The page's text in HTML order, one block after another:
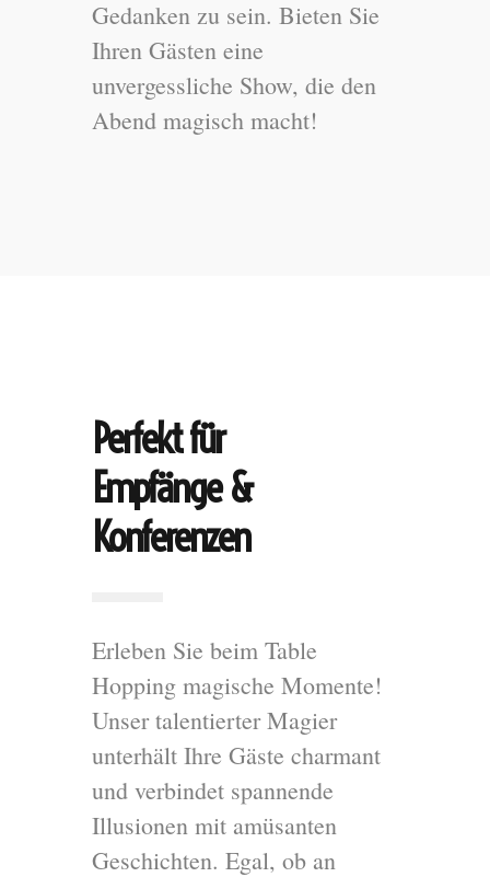
Gedanken zu sein. Bieten Sie
Ihren Gästen eine
unvergessliche Show, die den
Abend magisch macht!
Perfekt für
Empfänge &
Konferenzen
Erleben Sie beim Table
Hopping magische Momente!
Unser talentierter Magier
unterhält Ihre Gäste charmant
und verbindet spannende
Illusionen mit amüsanten
Geschichten. Egal, ob an